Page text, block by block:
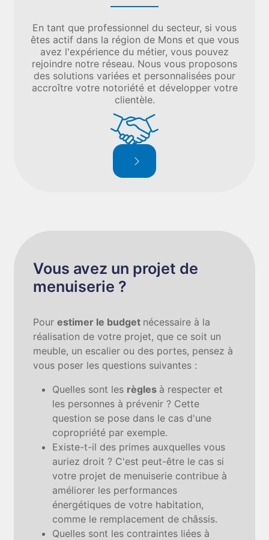
En tant que professionnel du secteur, si vous
êtes actif dans la région de Mons et que vous
avez l'expérience du métier, vous pouvez
rejoindre notre réseau. Nous vous proposons
des solutions variées et personnalisées pour
accroître votre notoriété et développer votre
clientèle.
Vous avez un projet de
menuiserie ?
Pourestimer le budget nécessaire à la
réalisation de votre projet, que ce soit un
meuble, un escalier ou des portes, pensez à
vous poser les questions suivantes :
Quelles sont les règles à respecter et
les personnes à prévenir ? Cette
question se pose dans le cas d'une
copropriété par exemple.
Existe-t-il des primes auxquelles vous
auriez droit ? C'est peut-être le cas si
votre projet de menuiserie contribue à
améliorer les performances
énergétiques de votre habitation,
comme le remplacement de châssis.
Quelles sont les contraintes liées à